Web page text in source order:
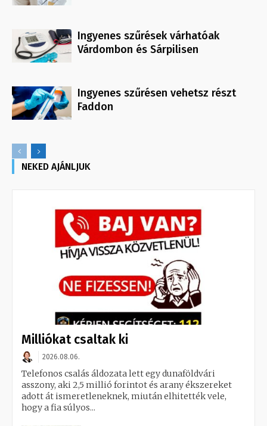
Ingyenes szűrések várhatóak
Várdombon és Sárpilisen
Ingyenes szűrésen vehetsz részt
Faddon
NEKED AJÁNLJUK
Milliókat csaltak ki
2026.08.06.
Telefonos csalás áldozata lett egy dunaföldvári
asszony, aki 2,5 millió forintot és arany ékszereket
adott át ismeretleneknek, miután elhitették vele,
hogy a fia súlyos...